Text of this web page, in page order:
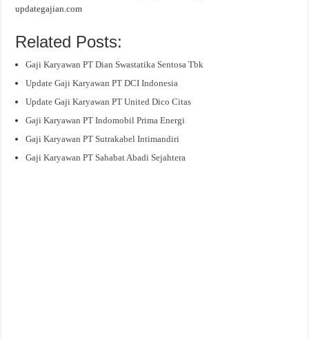
updategajian.com
Related Posts:
Gaji Karyawan PT Dian Swastatika Sentosa Tbk
Update Gaji Karyawan PT DCI Indonesia
Update Gaji Karyawan PT United Dico Citas
Gaji Karyawan PT Indomobil Prima Energi
Gaji Karyawan PT Sutrakabel Intimandiri
Gaji Karyawan PT Sahabat Abadi Sejahtera